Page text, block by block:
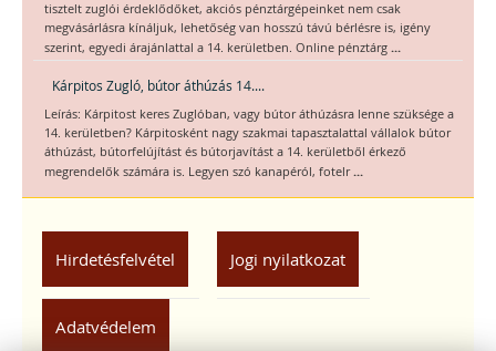
tisztelt zuglói érdeklődőket, akciós pénztárgépeinket nem csak
megvásárlásra kínáljuk, lehetőség van hosszú távú bérlésre is, igény
szerint, egyedi árajánlattal a 14. kerületben. Online pénztárg ...
Kárpitos Zugló, bútor áthúzás 14....
Leírás: Kárpitost keres Zuglóban, vagy bútor áthúzásra lenne szüksége a
14. kerületben? Kárpitosként nagy szakmai tapasztalattal vállalok bútor
áthúzást, bútorfelújítást és bútorjavítást a 14. kerületből érkező
megrendelők számára is. Legyen szó kanapéról, fotelr...
Hirdetésfelvétel Jogi nyilatkozat
Adatvédelem